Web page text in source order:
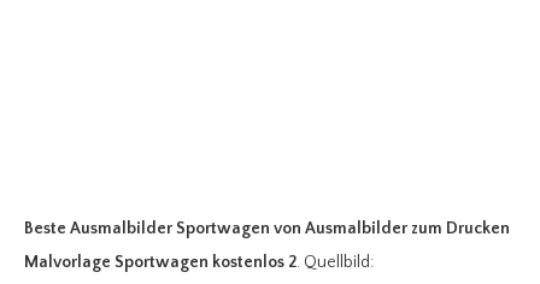
Beste Ausmalbilder Sportwagen von Ausmalbilder zum Drucken
Malvorlage Sportwagen kostenlos 2. Quellbild: